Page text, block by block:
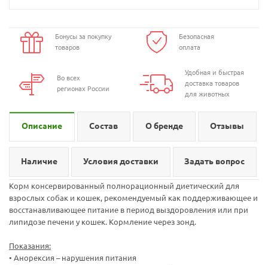
Бонусы за покупку
товаров
Безопасная
оплата
Во всех
регионах России
Удобная и быстрая
доставка товаров
для животных
Описание Состав О бренде Отзывы
Наличие Условия доставки Задать вопрос
Корм консервированный полнорационный диетический для
взрослых собак и кошек, рекомендуемый как поддерживающее и
восстанавливающее питание в период выздоровления или при
липидозе печени у кошек. Кормление через зонд.
Показания:
• Анорексия – нарушения питания